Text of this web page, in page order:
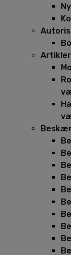
Artikler